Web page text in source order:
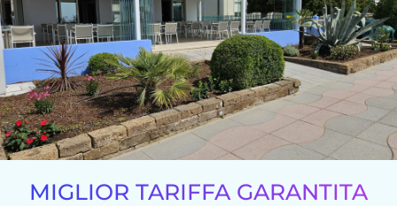
MIGLIOR TARIFFA GARANTITA